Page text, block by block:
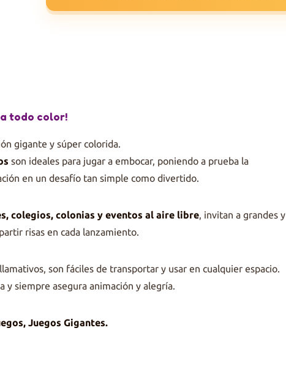
a todo color!
gigante y súper colorida.
son ideales para jugar a embocar, poniendo a prueba la
en un desafío tan simple como divertido.
colegios, colonias y eventos al aire libre, invitan a grandes y
risas en cada lanzamiento.
son fáciles de transportar y usar en cualquier espacio.
y siempre asegura animación y alegría.
Juegos Gigantes.